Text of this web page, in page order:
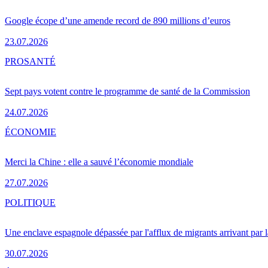
Google écope d’une amende record de 890 millions d’euros
23.07.2026
Sept pays votent contre le programme de santé de la Commission
24.07.2026
PROSANTÉ
Merci la Chine : elle a sauvé l’économie mondiale
27.07.2026
ÉCONOMIE
Une enclave espagnole dépassée par l'afflux de migrants arrivant par
30.07.2026
POLITIQUE